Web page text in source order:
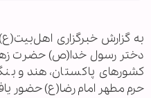
به گزارش خبرگزاری اهل‌بیت(ع)
کشورهای پاکستان، هند و
حرم مطهر امام رضا(ع) حضور